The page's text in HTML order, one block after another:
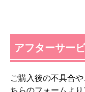
アフターサー
ご購入後の不具合
ちらのフォームよ